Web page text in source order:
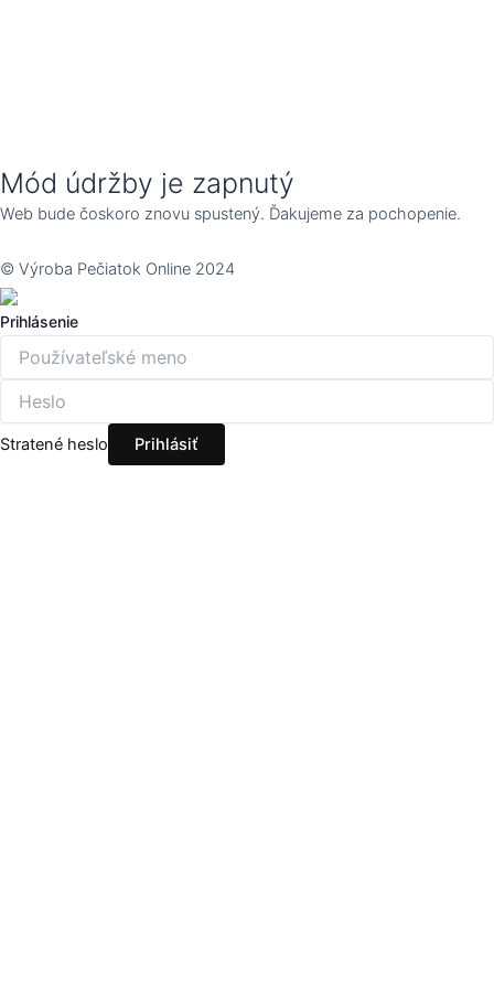
Mód údržby je zapnutý
Web bude čoskoro znovu spustený. Ďakujeme za pochopenie.
© Výroba Pečiatok Online 2024
Prihlásenie
Stratené heslo